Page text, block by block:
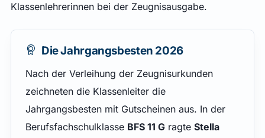
Klassenlehrerinnen bei der Zeugnisausgabe.
Die Jahrgangsbesten 2026
Nach der Verleihung der Zeugnisurkunden
zeichneten die Klassenleiter die
Jahrgangsbesten mit Gutscheinen aus. In der
Berufsfachschulklasse BFS 11 Gragte Stella